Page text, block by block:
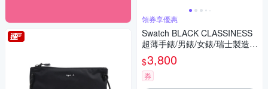
領券享優惠
Swatch BLACK CLASSINESS
超薄手錶/男錶/女錶/瑞士製造 S
S08K103 (34mm)
$3,800
券